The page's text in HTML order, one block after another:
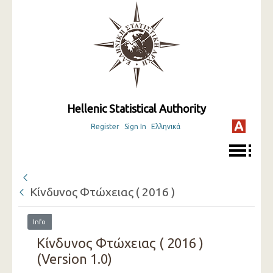
Hellenic Statistical Authority
Register Sign In Ελληνικά
Κίνδυνος Φτώχειας ( 2016 )
Info
Κίνδυνος Φτώχειας ( 2016 )
(Version 1.0)